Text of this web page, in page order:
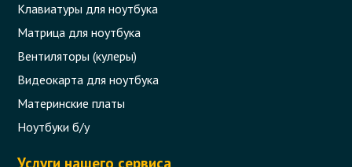
Клавиатуры для ноутбука
Матрица для ноутбука
Вентиляторы (кулеры)
Видеокарта для ноутбука
Материнские платы
Ноутбуки б/у
Услуги нашего сервиса